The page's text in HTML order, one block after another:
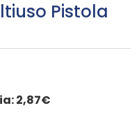
Pistola
2,87€